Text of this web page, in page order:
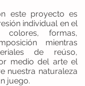
este proyecto es
individual en el
colores, formas,
mientras
de reúso,
medio del arte el
nuestra naturaleza
juego.